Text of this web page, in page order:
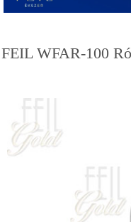
FEIL WFAR-100